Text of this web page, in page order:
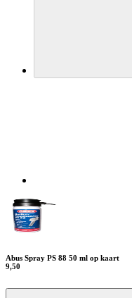
Abus Spray PS 88 50 ml op kaart
9,50